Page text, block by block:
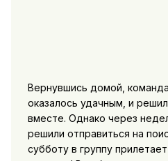
Вернувшись домой,
оказалось удачным, и
вместе. Однако через
решили отправиться на
субботу в группу